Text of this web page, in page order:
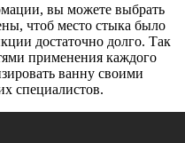
вы можете выбрать
чтоб место стыка было
достаточно долго. Так
применения каждого
ванну своими
специалистов.